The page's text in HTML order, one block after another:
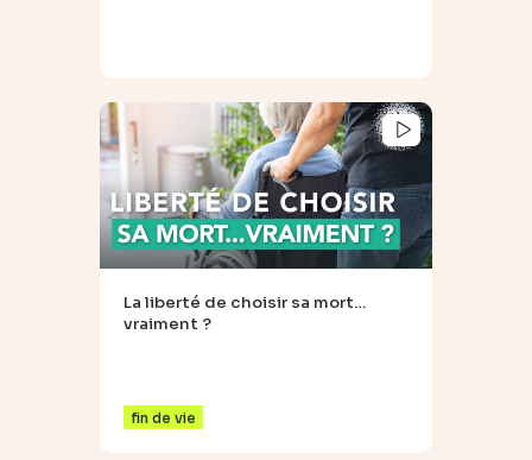
La liberté de choisir sa mort…
vraiment ?
fin de vie